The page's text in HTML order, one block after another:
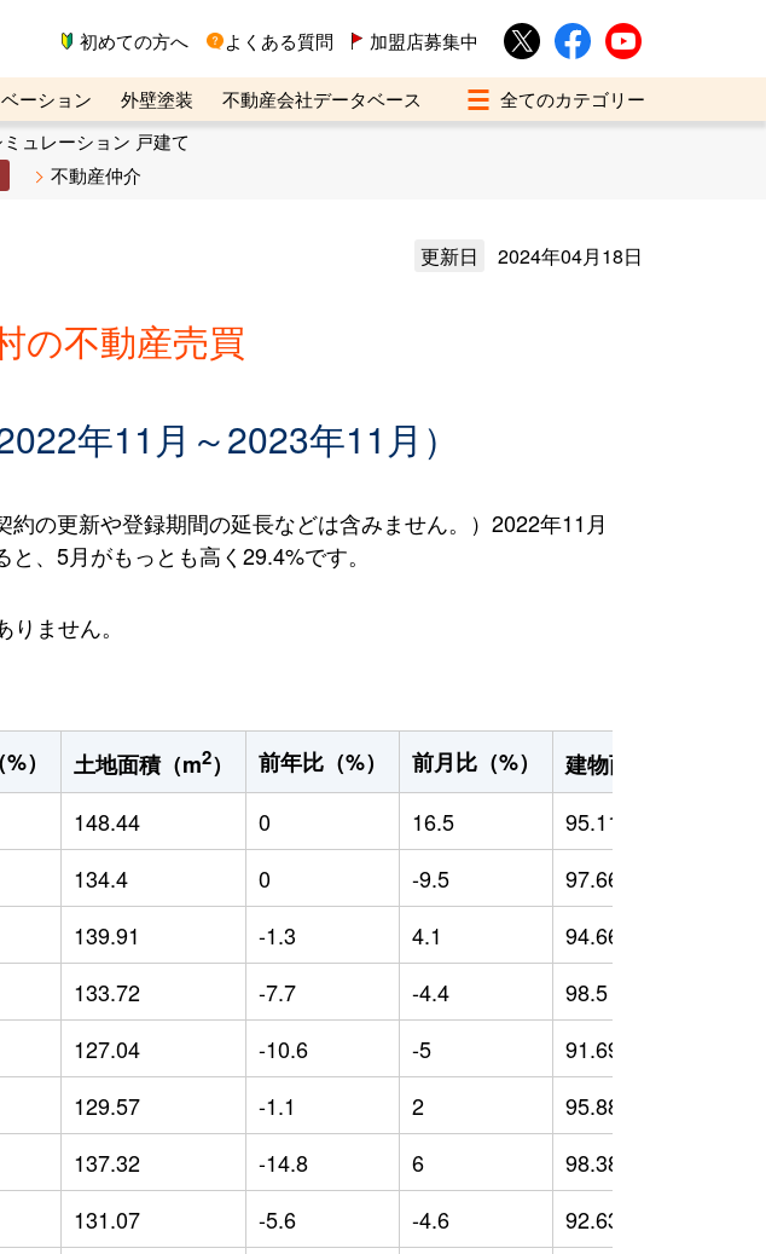
初めての方へ よくある質問 加盟店募集中
ーション 外壁塗装
不動産会社データベース
産売却ご相談デスク
ミュレーション 戸建て
不動産仲介
更新日 2024年04月18日
の不動産売買
年11月～2023年11月）
の更新や登録期間の延長などは含みません。）2022年11月
、5月がもっとも高く29.4%です。
ません。
） 土地面積（m2） 前年比（%） 前月比（%） 建物面積（m
148.44 0 16.5 95.11
134.4 0 -9.5 97.66
139.91 -1.3 4.1 94.66
133.72 -7.7 -4.4 98.5
127.04 -10.6 -5 91.69
129.57 -1.1 2 95.88
137.32 -14.8 6 98.38
131.07 -5.6 -4.6 92.63